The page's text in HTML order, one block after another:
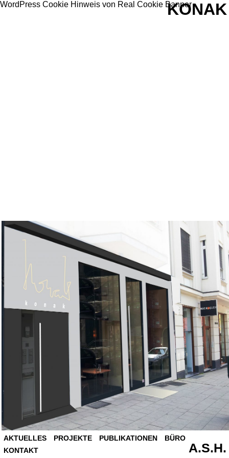
KONAK
AKTUELLES PROJEKTE PUBLIKATIONEN
BÜRO
KONTAKT
A.S.H.
WordPress Cookie Hinweis von Real Cookie Banner